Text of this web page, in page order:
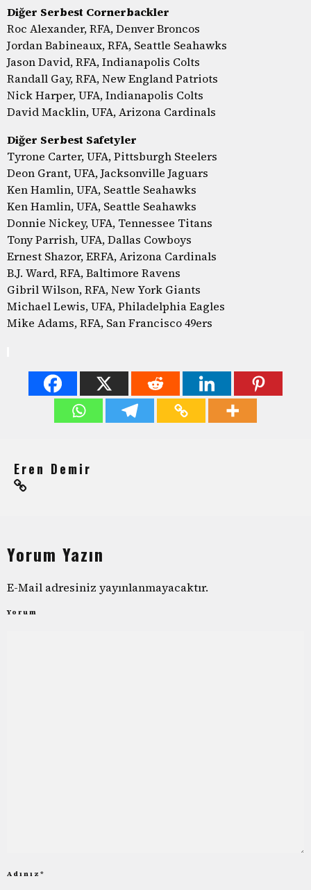
Diğer Serbest Cornerbackler
Roc Alexander, RFA, Denver Broncos
Jordan Babineaux, RFA, Seattle Seahawks
Jason David, RFA, Indianapolis Colts
Randall Gay, RFA, New England Patriots
Nick Harper, UFA, Indianapolis Colts
David Macklin, UFA, Arizona Cardinals
Diğer Serbest Safetyler
Tyrone Carter, UFA, Pittsburgh Steelers
Deon Grant, UFA, Jacksonville Jaguars
Ken Hamlin, UFA, Seattle Seahawks
Ken Hamlin, UFA, Seattle Seahawks
Donnie Nickey, UFA, Tennessee Titans
Tony Parrish, UFA, Dallas Cowboys
Ernest Shazor, ERFA, Arizona Cardinals
B.J. Ward, RFA, Baltimore Ravens
Gibril Wilson, RFA, New York Giants
Michael Lewis, UFA, Philadelphia Eagles
Mike Adams, RFA, San Francisco 49ers
Eren Demir
Yorum Yazın
E-Mail adresiniz yayınlanmayacaktır.
Yorum
Adınız *